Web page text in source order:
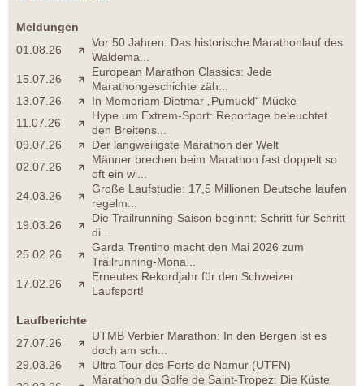
Meldungen
01.08.26
Vor 50 Jahren: Das historische Marathonlauf des
Waldema...
15.07.26
European Marathon Classics: Jede
Marathongeschichte zäh...
13.07.26
In Memoriam Dietmar „Pumuckl“ Mücke
11.07.26
Hype um Extrem-Sport: Reportage beleuchtet
den Breitens...
09.07.26
Der langweiligste Marathon der Welt
02.07.26
Männer brechen beim Marathon fast doppelt so
oft ein wi...
24.03.26
Große Laufstudie: 17,5 Millionen Deutsche laufen
regelm...
19.03.26
Die Trailrunning-Saison beginnt: Schritt für Schritt
di...
25.02.26
Garda Trentino macht den Mai 2026 zum
Trailrunning-Mona...
17.02.26
Erneutes Rekordjahr für den Schweizer
Laufsport!
Laufberichte
27.07.26
UTMB Verbier Marathon: In den Bergen ist es
doch am sch...
29.03.26
Ultra Tour des Forts de Namur (UTFN)
Marathon du Golfe de Saint-Tropez: Die Küste